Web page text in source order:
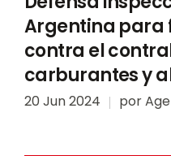
Argentina para
contra el
carburantes y
20 Jun 2024 por